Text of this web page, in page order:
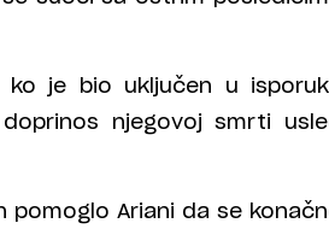
ko je bio uključen u
njegovoj smrti
Ariani da se